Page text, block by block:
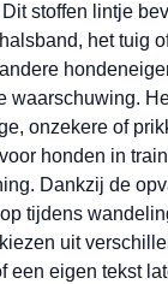
stoffen lintje
het tuig
waarschuwing.
onzekere of
honden in
Dankzij de
tijdens
uit
een eigen tekst